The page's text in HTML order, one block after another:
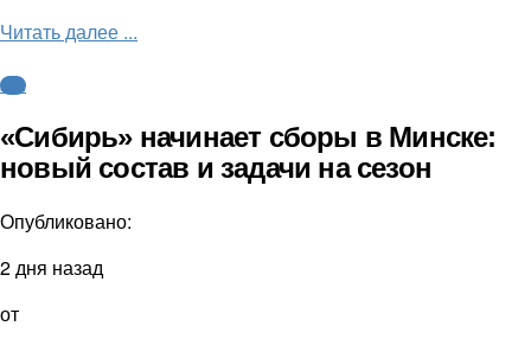
Читать далее ...
КХЛ
«Сибирь» начинает сборы в Минске:
новый состав и задачи на сезон
Опубликовано:
2 дня назад
от